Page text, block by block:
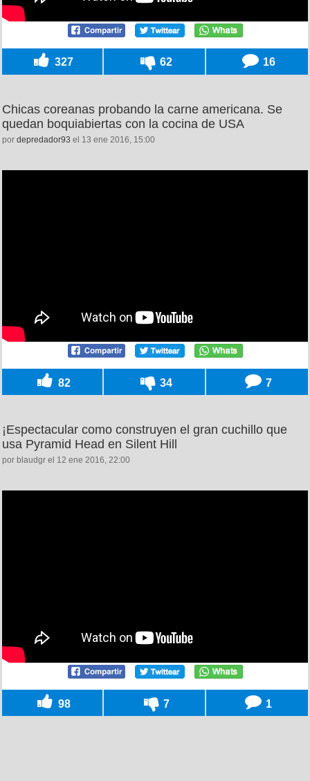
327 62 16
Chicas coreanas probando la carne americana. Se
quedan boquiabiertas con la cocina de USA
por depredador93 el 13 ene 2016, 15:00
82 34 7
¡Espectacular como construyen el gran cuchillo que
usa Pyramid Head en Silent Hill
por blaudgr el 12 ene 2016, 22:00
98 7 1